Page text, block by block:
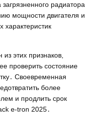
загрязненного радиатора
мощности двигателя и
характеристик
этих признаков,
проверить состояние
Своевременная
более
и продлить срок
e-tron 2025․